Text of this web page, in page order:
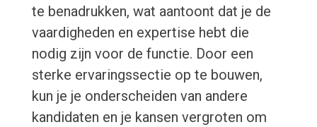
te benadrukken, wat aantoont dat je de
vaardigheden en expertise hebt die
nodig zijn voor de functie. Door een
sterke ervaringssectie op te bouwen,
kun je je onderscheiden van andere
kandidaten en je kansen vergroten om